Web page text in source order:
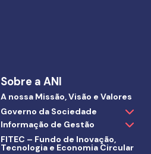
Sobre a ANI
A nossa Missão, Visão e Valores
Governo da Sociedade
Informação de Gestão
FITEC – Fundo de Inovação,
Tecnologia e Economia Circular